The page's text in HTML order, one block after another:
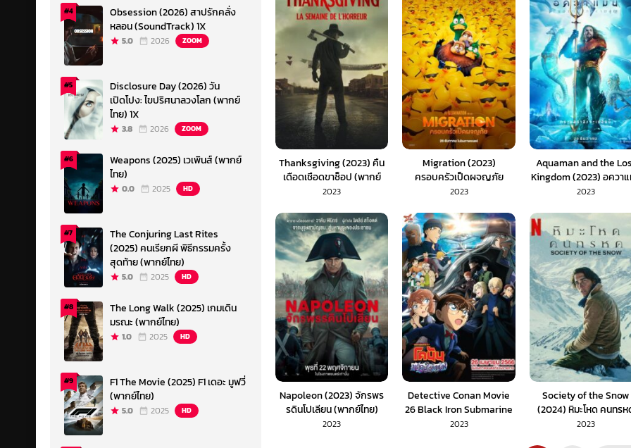
Thanksgiving (2023) คืน
เดือดเชือดขาช็อป (พากย์
ไทย)
2023
Migration (2023)
ครอบครัวเป็ดผจญภัย
(พากย์ไทย)
2023
Aquaman and the
Kingdom (2023) อควา
กับอาณาจักรสาบสูญ
2023
Napoleon (2023) จักรพร
รดินโปเลียน (พากย์ไทย)
2023
Detective Conan Movie
26 Black Iron Submarine
(2023) ยอดนักสืบจิ๋วโคนัน
2023
Society of the Snow
(2024) หิมะโหด คนทร
(พากย์ไทย)
2023
#4
Obsession (2026) สาปรักคลั่ง
หลอน (SoundTrack) 1X
5.0 2026 ZOOM
#5
Disclosure Day (2026) วัน
เปิดโปง: ไขปริศนาลวงโลก (พากย์
ไทย) 1X
3.8 2026 ZOOM
#6
Weapons (2025) เวเพินส์ (พากย์
ไทย)
0.0 2025 HD
#7
The Conjuring Last Rites
(2025) คนเรียกผี พิธีกรรมครั้ง
สุดท้าย (พากย์ไทย)
5.0 2025 HD
#8
The Long Walk (2025) เกมเดิน
มรณะ (พากย์ไทย)
1.0 2025 HD
#9
F1 The Movie (2025) F1 เดอะ มูฟวี่
(พากย์ไทย)
5.0 2025 HD